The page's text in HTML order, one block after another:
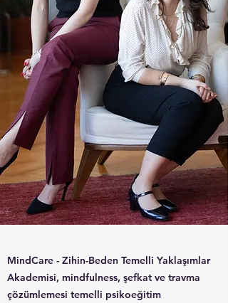
MindCare - Zihin-Beden Temelli Yaklaşımlar
Akademisi, mindfulness, şefkat ve travma
çözümlemesi temelli psikoeğitim